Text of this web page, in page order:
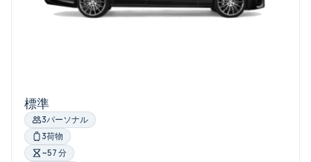
標準
3パーソナル
3荷物
~57 分